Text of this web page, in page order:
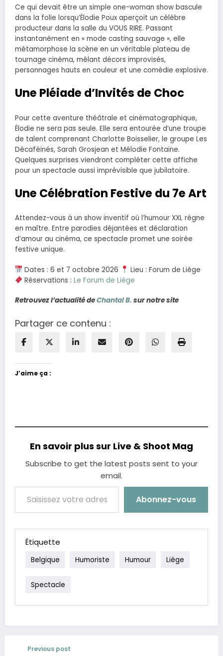
Ce qui devait être un simple one-woman show bascule
dans la folie lorsqu’Élodie Poux aperçoit un célèbre
producteur dans la salle du VOUS RIRE. Passant
instantanément en « mode casting sauvage », elle
métamorphose la scène en un véritable plateau de
tournage cinéma, mêlant décors improvisés,
personnages hauts en couleur et une comédie explosive.
Une Pléiade d’Invités de Choc
Pour cette aventure théâtrale et cinématographique,
Élodie ne sera pas seule. Elle sera entourée d’une troupe
de talent comprenant Charlotte Boisselier, le groupe Les
Décaféinés, Sarah Grosjean et Mélodie Fontaine.
Quelques surprises viendront compléter cette affiche
pour un spectacle aussi imprévisible que jubilatoire.
Une Célébration Festive du 7e Art
Attendez-vous à un show inventif où l’humour XXL règne
en maître. Entre parodies déjantées et déclaration
d’amour au cinéma, ce spectacle promet une soirée
festive unique.
Dates : 6 et 7 octobre 2026
Lieu : Forum de Liège
Réservations :Le Forum de Liège
Retrouvez l’actualité deChantal B. sur notre site
Partager ce contenu :
J’aime ça :
En savoir plus sur Live & Shoot Mag
Subscribe to get the latest posts sent to your
email.
Saisissez votre adresse e-mail…
Abonnez-vous
Étiquette
Belgique Humoriste Humour Liège
Spectacle
Previous post